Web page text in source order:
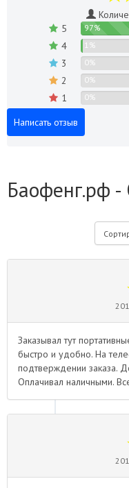
5
97%
4 1%
3 0%
2 0%
1 0%
Написать отзыв
Баофенг.рф
Заказывал тут
быстро и удобно. На
подтверждении заказа.
Оплачивал наличными.